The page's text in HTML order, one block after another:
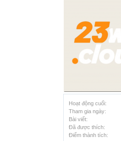
Hoạt động cuối:
Tham gia ngày:
Bài viết:
Đã được thích:
Điểm thành tích: